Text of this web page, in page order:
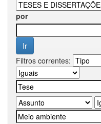
por
Filtros correntes: